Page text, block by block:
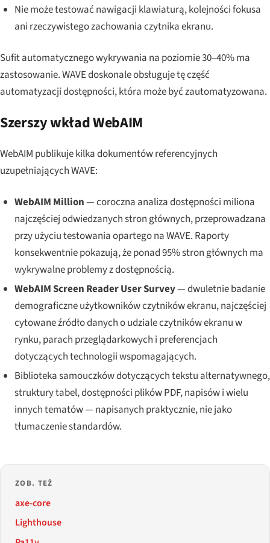
Nie może testować nawigacji klawiaturą, kolejności fokusa
ani rzeczywistego zachowania czytnika ekranu.
Sufit automatycznego wykrywania na poziomie 30–40% ma
zastosowanie. WAVE doskonale obsługuje tę część
automatyzacji dostępności, która możebyć zautomatyzowana.
Szerszy wkład WebAIM
WebAIM publikuje kilka dokumentów referencyjnych
uzupełniających WAVE:
WebAIM Million— coroczna analiza dostępności miliona
najczęściej odwiedzanych stron głównych, przeprowadzana
przy użyciu testowania opartego na WAVE. Raporty
konsekwentnie pokazują, że ponad 95% stron głównych ma
wykrywalne problemy z dostępnością.
WebAIM Screen Reader User Survey— dwuletnie badanie
demograficzne użytkowników czytników ekranu, najczęściej
cytowane źródło danych o udziale czytników ekranu w
rynku, parach przeglądarkowych i preferencjach
dotyczących technologii wspomagających.
Biblioteka samouczków dotyczących tekstu alternatywnego,
struktury tabel, dostępności plików PDF, napisów i wielu
innych tematów — napisanych praktycznie, nie jako
tłumaczenie standardów.
ZOB. TEŻ
axe-core
Lighthouse